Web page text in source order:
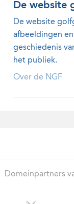
De website
De website
afbeeldingen
geschiedenis
het publiek.
Over de NGF
Domeinpartners